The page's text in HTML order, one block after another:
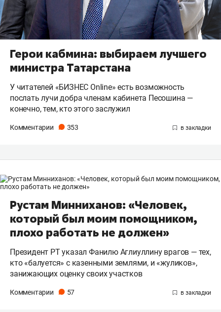
Герои кабмина: выбираем лучшего
министра Татарстана
У читателей «БИЗНЕС Online» есть возможность
послать лучи добра членам кабинета Песошина —
конечно, тем, кто этого заслужил
Комментарии 353
Рустам Минниханов: «Человек,
который был моим помощником,
плохо работать не должен»
Президент РТ указал Фанилю Аглиуллину врагов — тех,
кто «балуется» с казенными землями, и «жуликов»,
занижающих оценку своих участков
Комментарии 57